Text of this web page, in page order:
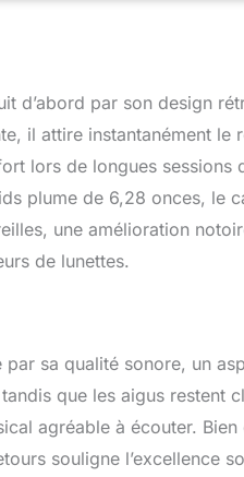
d’abord par son design
il attire instantanément
lors de longues sessions
plume de 6,28 onces, le
une amélioration
de lunettes.
par sa qualité sonore, un
que les aigus restent
agréable à écouter.
souligne l’excellence